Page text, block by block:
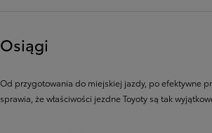
Osiągi
Od przygotowania do miejskiej jazdy, po efektywne
sprawia, że ​​właściwości jezdne Toyoty są tak